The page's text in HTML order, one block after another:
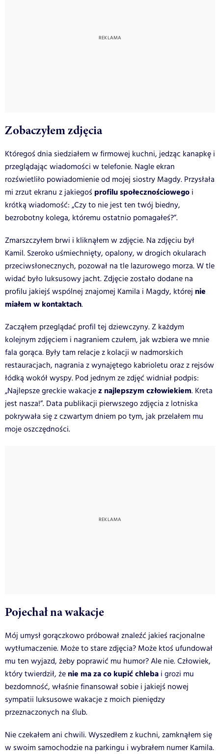
Zobaczyłem zdjęcia
Któregoś dnia siedziałem w firmowej kuchni, jedząc kanapkę i
przeglądając wiadomości w telefonie. Nagle ekran
rozświetliło powiadomienie od mojej siostry Magdy. Przysłała
mi zrzut ekranu z jakiegoś profilu społecznościowego i
krótką wiadomość: „Czy to nie jest ten twój biedny,
bezrobotny kolega, któremu ostatnio pomagałeś?”.
Zmarszczyłem brwi i kliknąłem w zdjęcie. Na zdjęciu był
Kamil. Szeroko uśmiechnięty, opalony, w drogich okularach
przeciwsłonecznych, pozował na tle lazurowego morza. W tle
widać było luksusowy jacht. Zdjęcie zostało dodane na
profilu jakiejś wspólnej znajomej Kamila i Magdy, której nie
miałem w kontaktach.
Zacząłem przeglądać profil tej dziewczyny. Z każdym
kolejnym zdjęciem i nagraniem czułem, jak wzbiera we mnie
fala gorąca. Były tam relacje z kolacji w nadmorskich
restauracjach, nagrania z wynajętego kabrioletu oraz z rejsów
łódką wokół wyspy. Pod jednym ze zdjęć widniał podpis:
„Najlepsze greckie wakacjez najlepszym człowiekiem. Kreta
jest nasza!”. Data publikacji pierwszego zdjęcia z lotniska
pokrywała się z czwartym dniem po tym, jak przelałem mu
moje oszczędności.
Pojechał na wakacje
Mój umysł gorączkowo próbował znaleźć jakieś racjonalne
wytłumaczenie. Może to stare zdjęcia? Może ktoś ufundował
mu ten wyjazd, żeby poprawić mu humor? Ale nie. Człowiek,
który twierdził, że nie ma za co kupić chleba i grozi mu
bezdomność, właśnie finansował sobie i jakiejś nowej
sympatii luksusowe wakacje z moich pieniędzy
przeznaczonych na ślub.
Nie czekałem ani chwili. Wyszedłem z kuchni, zamknąłem się
w swoim samochodzie na parkingu i wybrałem numer Kamila.